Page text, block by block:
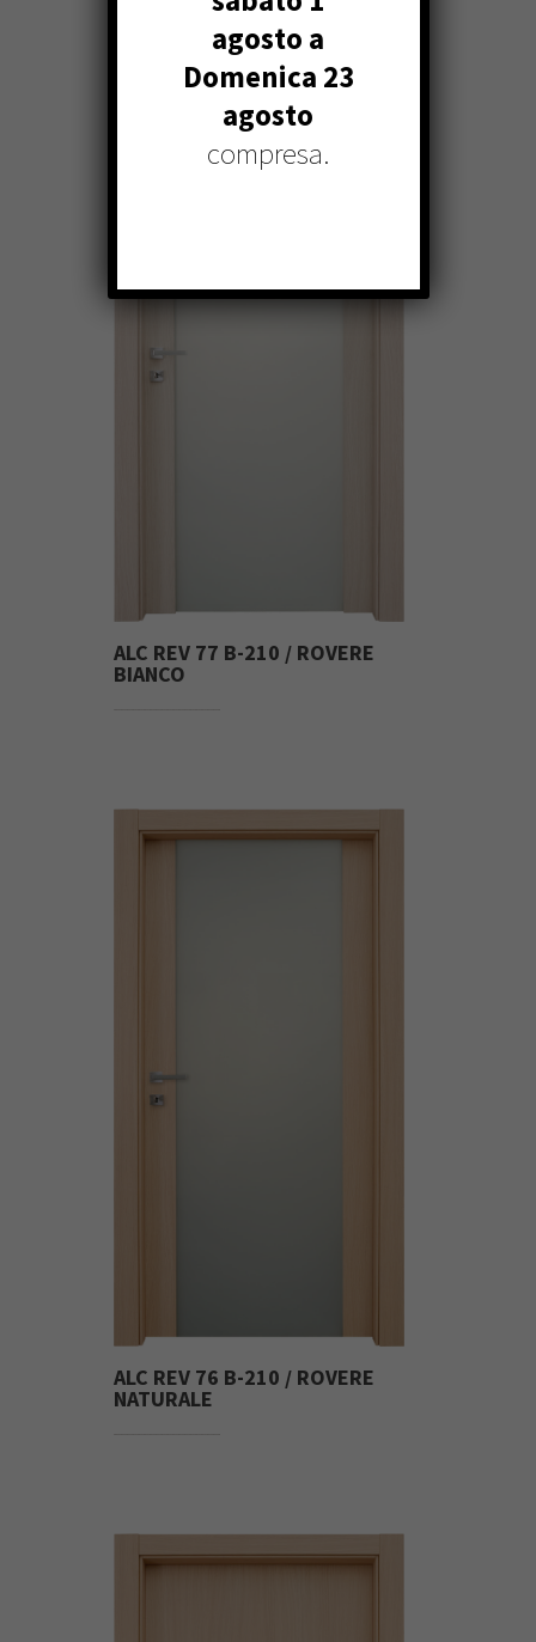
ALC REV 77 B-210 / ROVERE
BIANCO
ALC REV 76 B-210 / ROVERE
NATURALE
agosto a
Domenica 23
agosto
compresa.